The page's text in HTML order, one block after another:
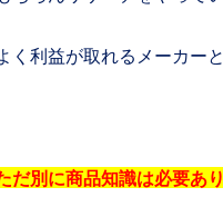
よく利益が取れるメーカー
だ別に商品知識は必要あり